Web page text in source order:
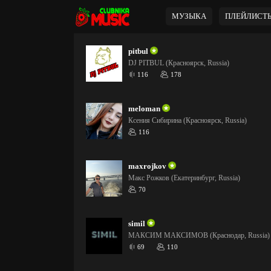
МУЗЫКА
pitbul
DJ PITBUL (Красноярск, Russia)
116 178
meloman
Ксения Сибирина (Красноярск, Russia)
116
maxrojkov
Макс Рожков (Екатеринбург, Russia)
70
simil
МАКСИМ МАКСИМОВ (Краснодар, Russia)
69 110